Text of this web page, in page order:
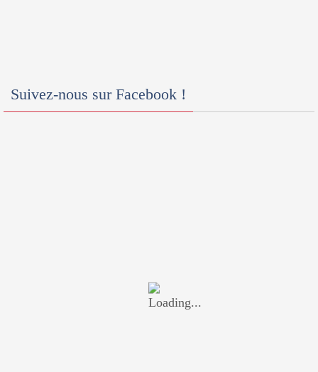
Suivez-nous sur Facebook !